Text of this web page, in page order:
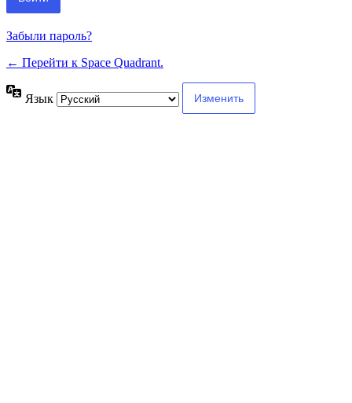
Забыли пароль?
← Перейти к Space Quadrant.
Язык